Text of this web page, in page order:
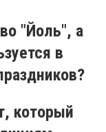
"Йоль", а
в
который